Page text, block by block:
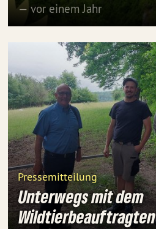
— vor einem Jahr
Pressemitteilung
Unterwegs mit dem
Wildtierbeauftragten